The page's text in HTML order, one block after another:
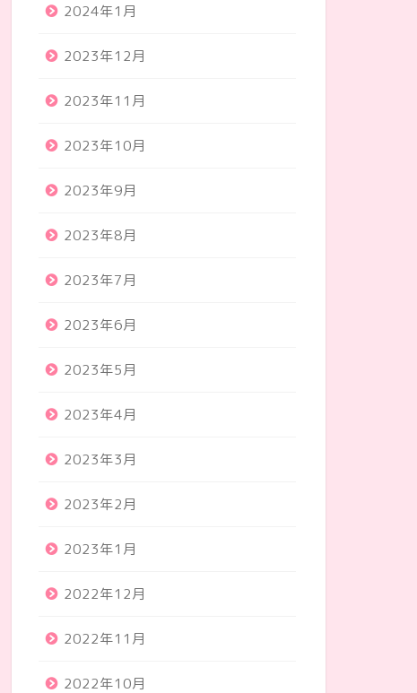
2024年1月
2023年12月
2023年11月
2023年10月
2023年9月
2023年8月
2023年7月
2023年6月
2023年5月
2023年4月
2023年3月
2023年2月
2023年1月
2022年12月
2022年11月
2022年10月